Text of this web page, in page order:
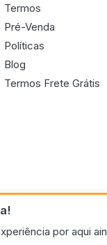
por aqui
Termos
Pré-Venda
Políticas
Blog
Termos Frete Grátis
LTDA.